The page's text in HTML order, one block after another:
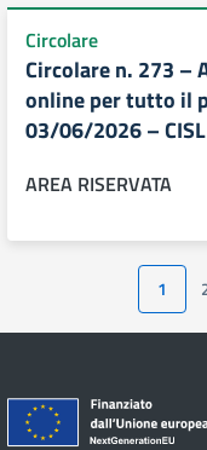
Circolare
Circolare n. 273 –
online per tutto il
03/06/2026 – CISL
AREA RISERVATA
1